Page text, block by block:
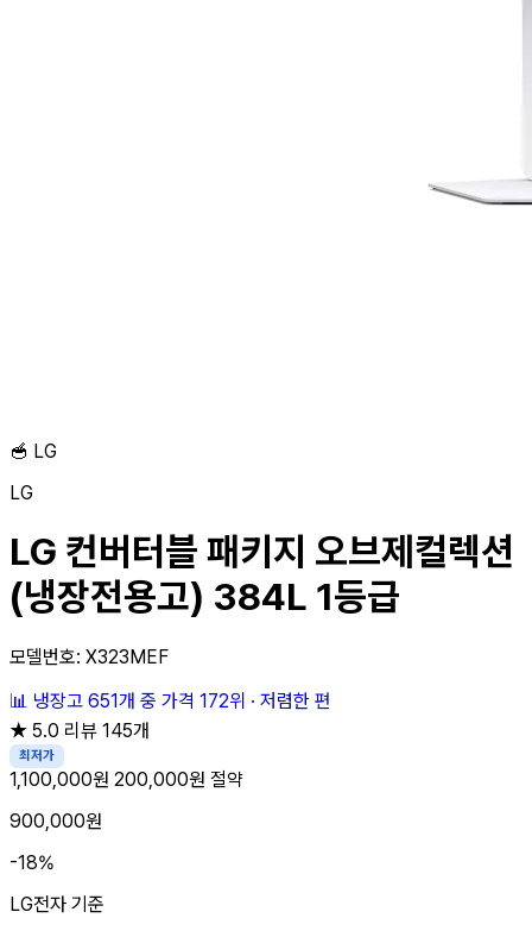
🥣 LG
LG
LG 컨버터블 패키지 오브제컬렉션
(냉장전용고) 384L 1등급
모델번호: X323MEF
📊 냉장고 651개 중 가격 172위 · 저렴한 편
★ 5.0 리뷰 145개
최저가
1,100,000원 200,000원 절약
900,000원
-18%
LG전자 기준